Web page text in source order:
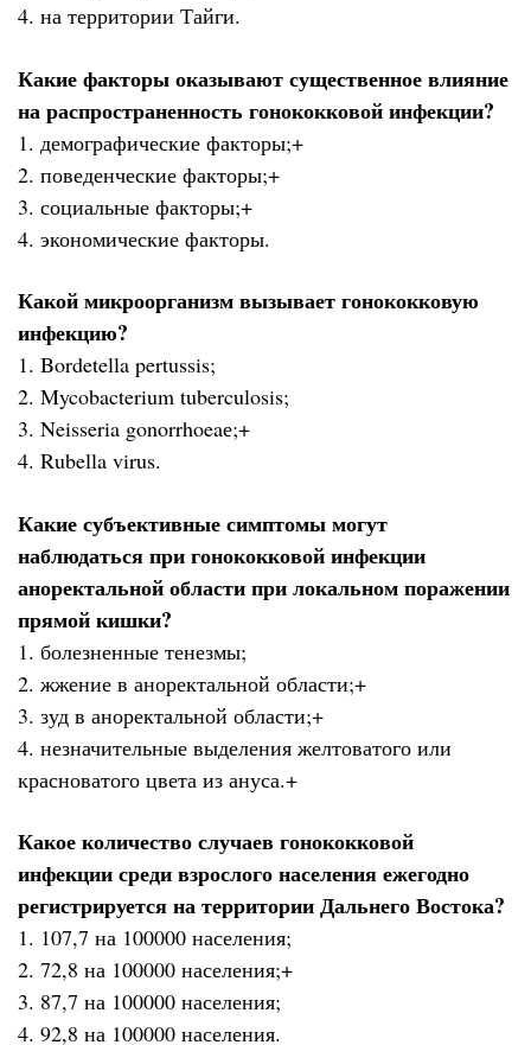
4. на территории Тайги.
Какие факторы оказывают существенное влияние
на распространенность гонококковой инфекции?
1. демографические факторы;+
2. поведенческие факторы;+
3. социальные факторы;+
4. экономические факторы.
Какой микроорганизм вызывает гонококковую
инфекцию?
1. Bordetella pertussis;
2. Mycobacterium tuberculosis;
3. Neisseria gonorrhoeaе;+
4. Rubella virus.
Какие субъективные симптомы могут
наблюдаться при гонококковой инфекции
аноректальной области при локальном поражении
прямой кишки?
1. болезненные тенезмы;
2. жжение в аноректальной области;+
3. зуд в аноректальной области;+
4. незначительные выделения желтоватого или
красноватого цвета из ануса.+
Какое количество случаев гонококковой
инфекции среди взрослого населения ежегодно
регистрируется на территории Дальнего Востока?
1. 107,7 на 100000 населения;
2. 72,8 на 100000 населения;+
3. 87,7 на 100000 населения;
4. 92,8 на 100000 населения.